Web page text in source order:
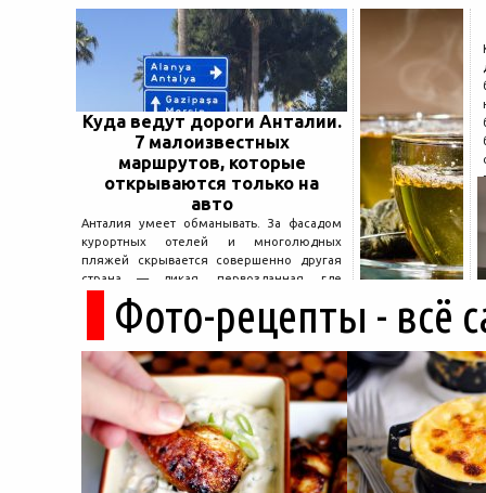
Куда ведут дороги Анталии.
7 малоизвестных
маршрутов, которые
открываются только на
авто
Анталия умеет обманывать. За фасадом
курортных отелей и многолюдных
пляжей скрывается совершенно другая
страна — дикая, первозданная, где
древние руины дремлют в тени кедров, а
горные дороги ведут к местам, о которых
не расскажет ни один автобусный гид....
Фото-рецепты - всё